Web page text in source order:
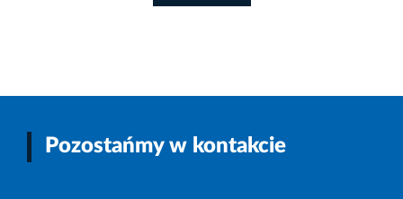
Pozostańmy w kontakcie